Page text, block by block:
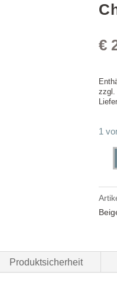
€
zzgl.
1
Glas
Produktsicherheit